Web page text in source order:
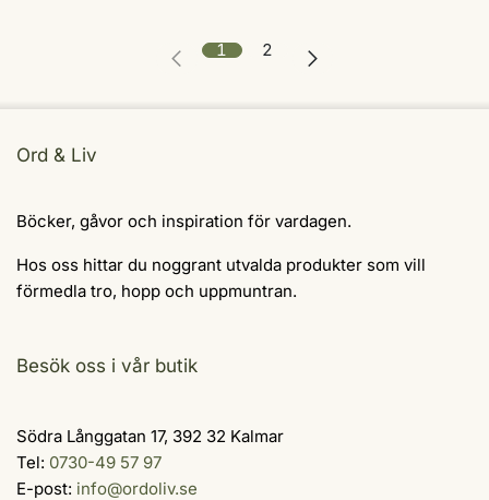
1 2
Ord & Liv
Böcker, gåvor och inspiration för vardagen.
Hos oss hittar du noggrant utvalda produkter som vill
förmedla tro, hopp och uppmuntran.
Besök oss i vår butik
Södra Långgatan 17, 392 32 Kalmar
Tel: 0730-49 57 97
E-post: info@ordoliv.se